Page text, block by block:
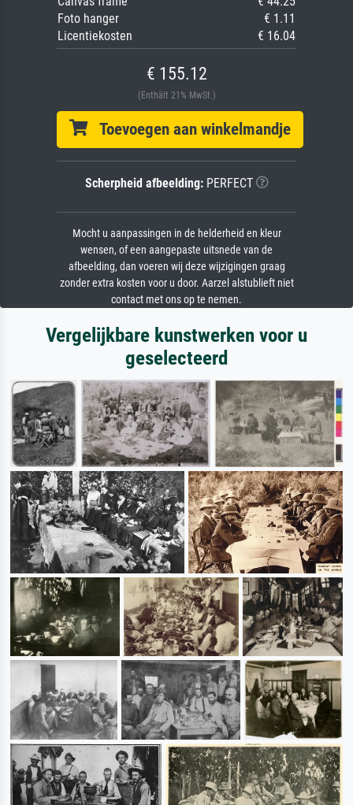
Foto hanger
€ 1.11
Licentiekosten
€ 16.04
€ 155.12
(Enthält 21% MwSt.)
Toevoegen aan winkelmandje
Scherpheid afbeelding:PERFECT
Mocht u aanpassingen in de helderheid en kleur
wensen, of een aangepaste uitsnede van de
afbeelding, dan voeren wij deze wijzigingen graag
zonder extra kosten voor u door. Aarzel alstublieft niet
contact met ons op te nemen.
Vergelijkbare kunstwerken voor u
geselecteerd